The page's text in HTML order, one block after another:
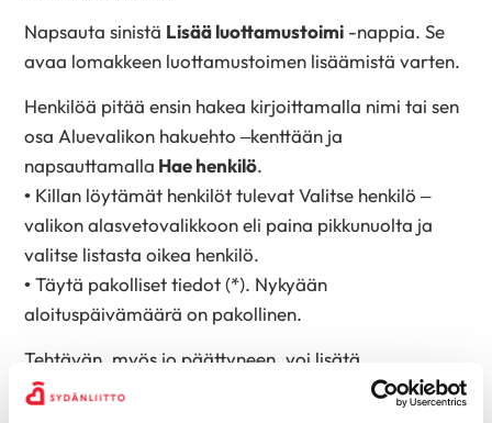
Napsauta sinistä Lisää luottamustoimi -nappia. Se
avaa lomakkeen luottamustoimen lisäämistä varten.
Henkilöä pitää ensin hakea kirjoittamalla nimi tai sen
osa Aluevalikon hakuehto –kenttään ja
napsauttamalla Hae henkilö.
• Killan löytämät henkilöt tulevat Valitse henkilö –
valikon alasvetovalikkoon eli paina pikkunuolta ja
valitse listasta oikea henkilö.
• Täytä pakolliset tiedot (*). Nykyään
aloituspäivämäärä on pakollinen.
Tehtävän, myös jo päättyneen, voi lisätä
takautuvasti.